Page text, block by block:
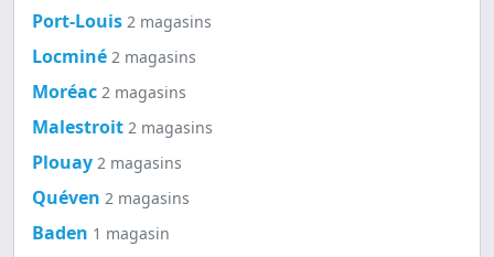
Port-Louis 2 magasins
Locminé 2 magasins
Moréac 2 magasins
Malestroit 2 magasins
Plouay 2 magasins
Quéven 2 magasins
Baden 1 magasin